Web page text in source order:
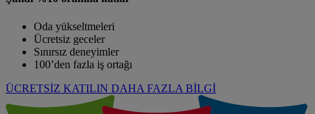
Oda yükseltmeleri
Ücretsiz geceler
Sınırsız deneyimler
100’den fazla iş ortağı
ÜCRETSİZ KATILIN DAHA FAZLA BİLGİ